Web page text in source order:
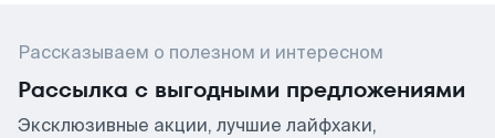
Рассказываем о полезном и интересном
Рассылка с выгодными предложениями
Эксклюзивные акции, лучшие лайфхаки,